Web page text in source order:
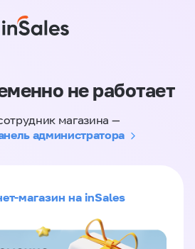
не работает
магазина —
администратора
магазин на inSales